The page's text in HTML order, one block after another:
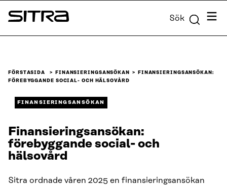
Skip to
content
Sitra Sök Meny
FÖRSTASIDA FINANSIERINGSANSÖKAN
FINANSIERINGSANSÖKAN:
FÖREBYGGANDE SOCIAL- OCH HÄLSOVÅRD
FINANSIERINGSANSÖKAN
Finansieringsansökan:
förebyggande social- och
hälsovård
Sitra ordnade våren 2025 en finansieringsansökan